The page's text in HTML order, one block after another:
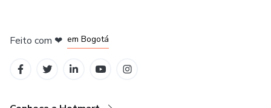
Feito com ❤ em Bogotá